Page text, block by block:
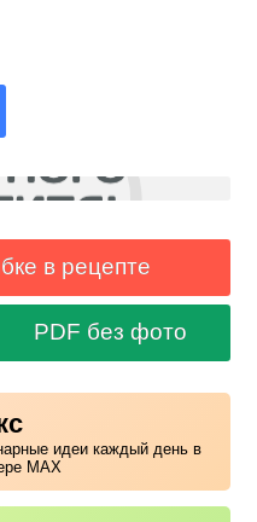
в рецепте
PDF без фото
идеи каждый день в
MAX